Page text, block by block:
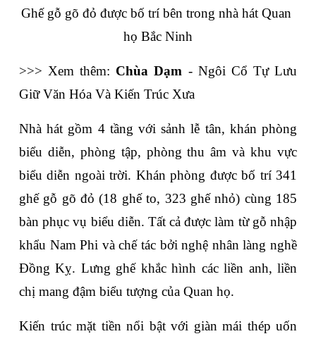
Ghế gỗ gõ đỏ được bố trí bên trong nhà hát Quan
họ Bắc Ninh
>>> Xem thêm: Chùa Dạm - Ngôi Cổ Tự Lưu
Giữ Văn Hóa Và Kiến Trúc Xưa
Nhà hát gồm 4 tầng với sảnh lễ tân, khán phòng
biểu diễn, phòng tập, phòng thu âm và khu vực
biểu diễn ngoài trời. Khán phòng được bố trí 341
ghế gỗ gõ đỏ (18 ghế to, 323 ghế nhỏ) cùng 185
bàn phục vụ biểu diễn. Tất cả được làm từ gỗ nhập
khẩu Nam Phi và chế tác bởi nghệ nhân làng nghề
Đồng Kỵ. Lưng ghế khắc hình các liền anh, liền
chị mang đậm biểu tượng của Quan họ.
Kiến trúc mặt tiền nổi bật với giàn mái thép uốn